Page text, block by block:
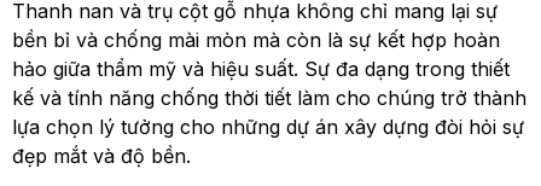
Thanh nan và trụ cột gỗ nhựa không chỉ mang lại sự
bền bỉ và chống mài mòn mà còn là sự kết hợp hoàn
hảo giữa thẩm mỹ và hiệu suất. Sự đa dạng trong thiết
kế và tính năng chống thời tiết làm cho chúng trở thành
lựa chọn lý tưởng cho những dự án xây dựng đòi hỏi sự
đẹp mắt và độ bền.